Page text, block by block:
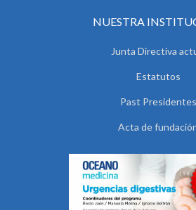
NUESTRA
Junta Directiva
Estatutos
Past Presidentes
Acta de